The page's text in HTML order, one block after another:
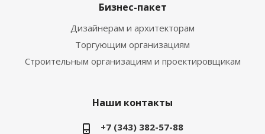
Бизнес-пакет
Дизайнерам и архитекторам
Торгующим организациям
Строительным организациям и проектировщикам
Наши контакты
+7 (343) 382-57-88